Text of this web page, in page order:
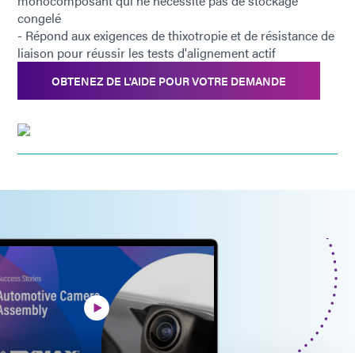
congelé
- Répond aux exigences de thixotropie et de résistance de
liaison pour réussir les tests d'alignement actif
OBTENEZ DE L'AIDE POUR VOTRE DEMANDE